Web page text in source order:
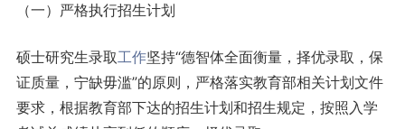
（一）严格执行招生计划
硕士研究生录取工作坚持“德智体全面衡量，择优录取，保
证质量，宁缺毋滥”的原则，严格落实教育部相关计划文件
要求，根据教育部下达的招生计划和招生规定，按照入学